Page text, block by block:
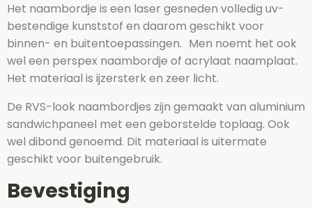
Het naambordje is een laser gesneden volledig uv-
bestendige kunststof en daarom geschikt voor
binnen- en buitentoepassingen. Men noemt het ook
wel een perspex naambordje of acrylaat naamplaat.
Het materiaal is ijzersterk en zeer licht.
De RVS-look naambordjes zijn gemaakt van aluminium
sandwichpaneel met een geborstelde toplaag. Ook
wel dibond genoemd. Dit materiaal is uitermate
geschikt voor buitengebruik.
Bevestiging